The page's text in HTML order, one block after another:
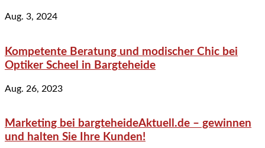
Aug. 3, 2024
Kompetente Beratung und modischer Chic bei
Optiker Scheel in Bargteheide
Aug. 26, 2023
Marketing bei bargteheideAktuell.de – gewinnen
und halten Sie Ihre Kunden!